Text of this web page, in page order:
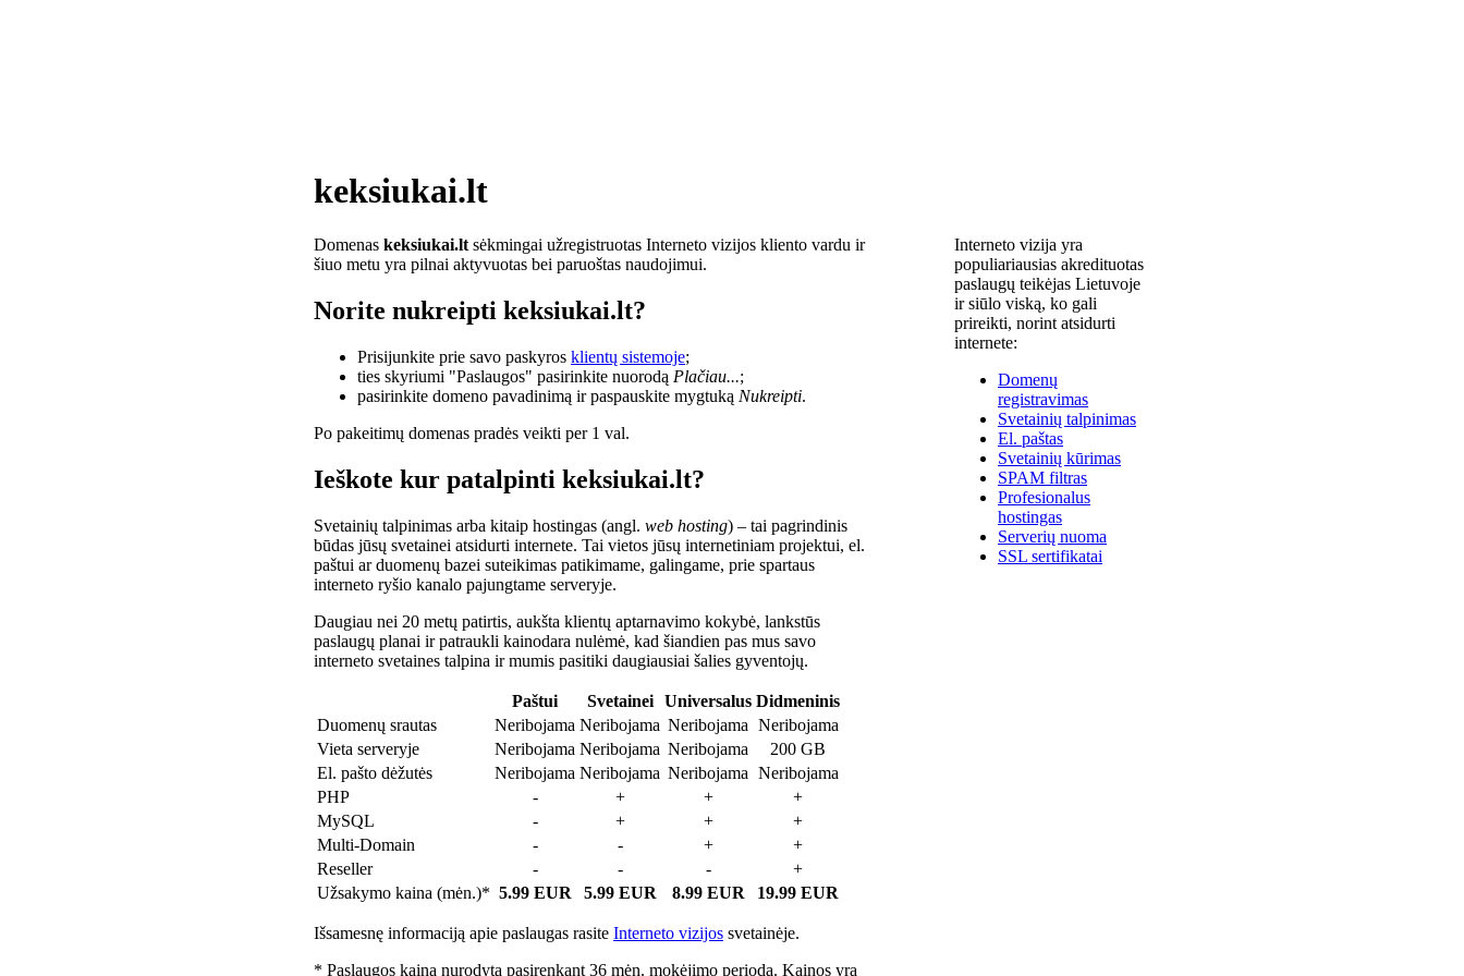
keksiukai.lt
Domenas keksiukai.lt sėkmingai užregistruotas Interneto vizijos kliento vardu ir
šiuo metu yra pilnai aktyvuotas bei paruoštas naudojimui.
Norite nukreipti keksiukai.lt?
Prisijunkite prie savo paskyros klientų sistemoje;
ties skyriumi "Paslaugos" pasirinkite nuorodą Plačiau...;
pasirinkite domeno pavadinimą ir paspauskite mygtuką Nukreipti.
Po pakeitimų domenas pradės veikti per 1 val.
Ieškote kur patalpinti keksiukai.lt?
Svetainių talpinimas arba kitaip hostingas (angl. web hosting) – tai pagrindinis
būdas jūsų svetainei atsidurti internete. Tai vietos jūsų internetiniam projektui, el.
paštui ar duomenų bazei suteikimas patikimame, galingame, prie spartaus
interneto ryšio kanalo pajungtame serveryje.
Daugiau nei 20 metų patirtis, aukšta klientų aptarnavimo kokybė, lankstūs
paslaugų planai ir patraukli kainodara nulėmė, kad šiandien pas mus savo
interneto svetaines talpina ir mumis pasitiki daugiausiai šalies gyventojų.
Paštui Svetainei Universalus Didmeninis
Duomenų srautas
Neribojama Neribojama Neribojama Neribojama
Vieta serveryje
Neribojama Neribojama Neribojama
200 GB
El. pašto dėžutės
Neribojama Neribojama Neribojama Neribojama
PHP
- + +
+
MySQL
- + +
+
Multi-Domain
- - +
+
Reseller
- - -
+
Užsakymo kaina (mėn.)* 5.99 EUR 5.99 EUR 8.99 EUR 19.99 EUR
Išsamesnę informaciją apie paslaugas rasite Interneto vizijos svetainėje.
* Paslaugos kaina nurodyta pasirenkant 36 mėn. mokėjimo periodą. Kainos yra
Interneto vizija yra
populiariausias akredituotas
paslaugų teikėjas Lietuvoje
ir siūlo viską, ko gali
prireikti, norint atsidurti
internete:
Domenų
registravimas
Svetainių talpinimas
El. paštas
Svetainių kūrimas
SPAM filtras
Profesionalus
hostingas
Serverių nuoma
SSL sertifikatai